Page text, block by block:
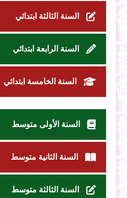
السنة الثالثة ابتدائي
السنة الرابعة ابتدائي
السنة الخامسة ابتدائي
السنة الأولى متوسط
السنة الثانية متوسط
السنة الثالثة متوسط